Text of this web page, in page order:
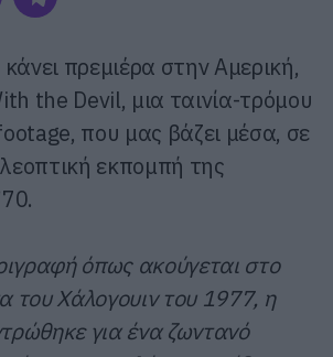
κάνει πρεμιέρα στην Αμερική,
the Devil, μια ταινία-τρόμου
που μας βάζει μέσα, σε
εκπομπή της
όπως ακούγεται στο
του Χάλογουιν του 1977, η
για ένα ζωντανό